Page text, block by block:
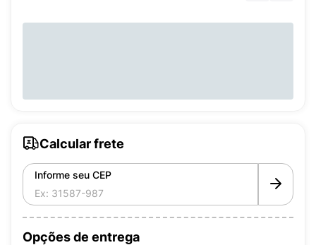
Calcular frete
Informe seu CEP
Opções de entrega